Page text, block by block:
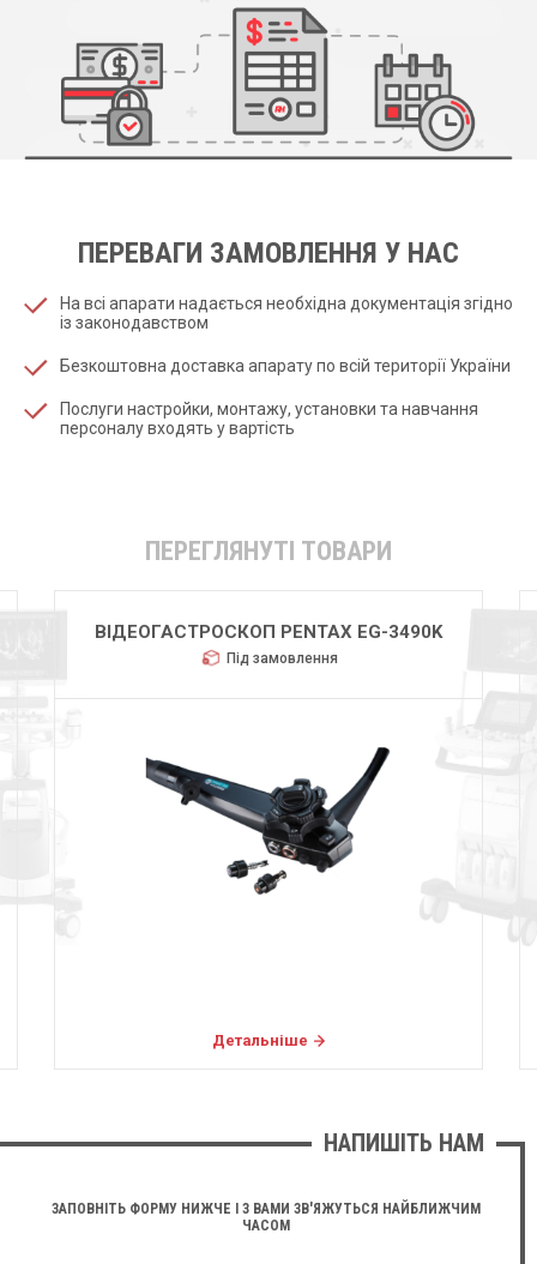
ПЕРЕВАГИ ЗАМОВЛЕННЯ У НАС
На всі апарати надається необхідна документація згідно
із законодавством
Безкоштовна доставка апарату по всій території України
Послуги настройки, монтажу, установки та навчання
персоналу входять у вартість
ПЕРЕГЛЯНУТІ ТОВАРИ
ВІДЕОГАСТРОСКОП PENTAX EG-3490K
Під замовлення
Детальніше
НАПИШІТЬ НАМ
ЗАПОВНІТЬ ФОРМУ НИЖЧЕ І З ВАМИ ЗВ'ЯЖУТЬСЯ НАЙБЛИЖЧИМ
ЧАСОМ